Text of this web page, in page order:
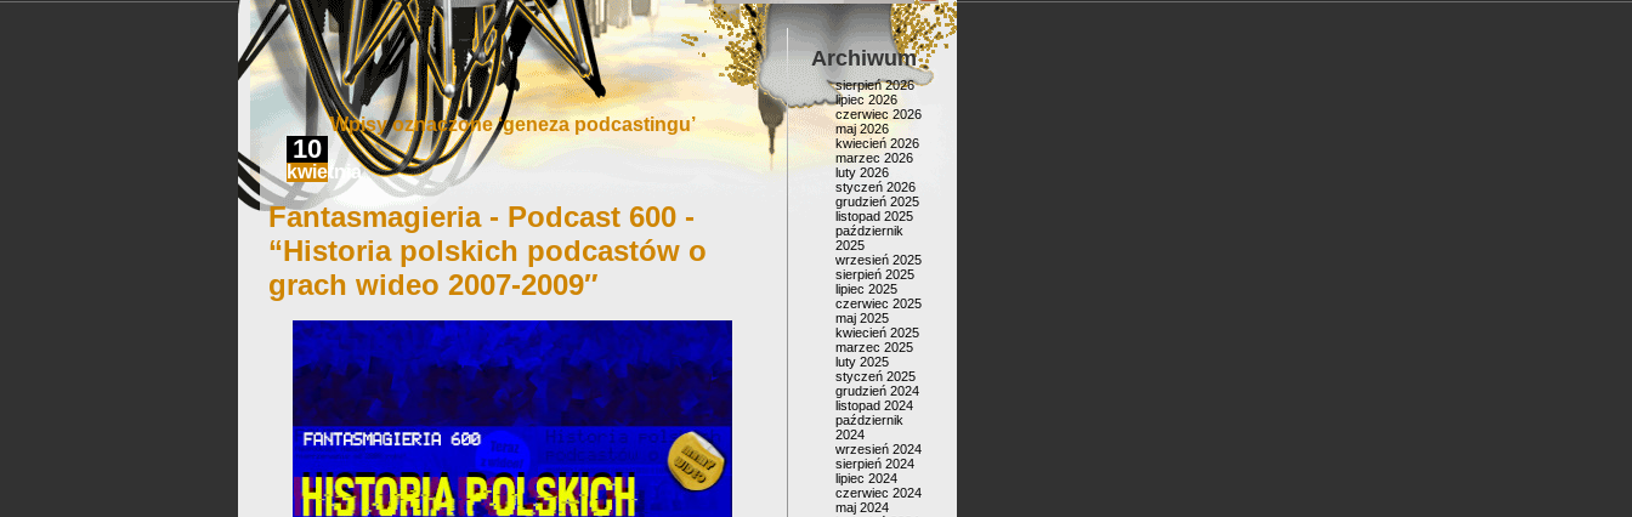
Wpisy oznaczone ‘geneza podcastingu’
10
kwietnia
Fantasmagieria - Podcast 600 -
“Historia polskich podcastów o
grach wideo 2007-2009″
Archiwum
sierpień 2026
lipiec 2026
czerwiec 2026
maj 2026
kwiecień 2026
marzec 2026
luty 2026
styczeń 2026
grudzień 2025
listopad 2025
październik
2025
wrzesień 2025
sierpień 2025
lipiec 2025
czerwiec 2025
maj 2025
kwiecień 2025
marzec 2025
luty 2025
styczeń 2025
grudzień 2024
listopad 2024
październik
2024
wrzesień 2024
sierpień 2024
lipiec 2024
czerwiec 2024
maj 2024